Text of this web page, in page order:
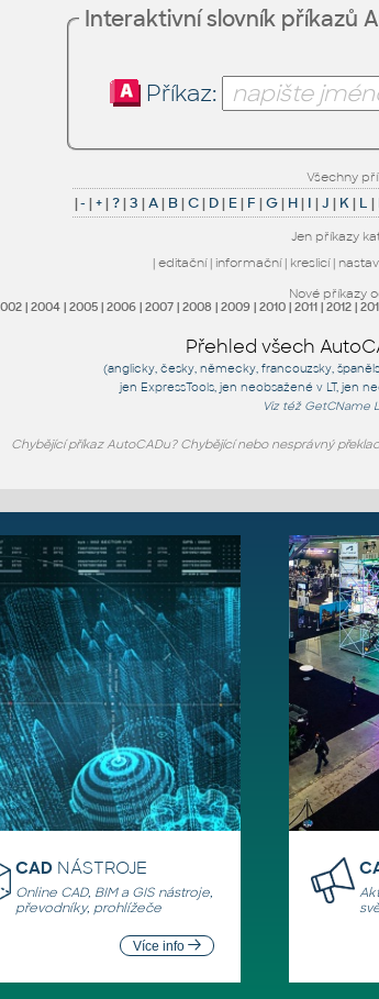
Interaktivní slovník příkazů
Příkaz:
Všechny
|- |+|?|3 |A| B|C| D| E| F |G| H| I |J | K| L |
Jen příkazy
| editační| informační| kreslicí|
Nové příkazy
| 2004| 2005| 2006| 2007| 2008 | 2009| 2010| 2011| 2012|
Přehled všech
(anglicky, česky, německy, francouzsky,
jen ExpressTools, jenneobsažené v LT, jen
Viz též GetCName
Chybějící příkaz AutoCADu? Chybějící nebo nesprávný
CAD NÁSTROJE
Online CAD, BIM a GIS nástroje,
převodníky, prohlížeče
Více info